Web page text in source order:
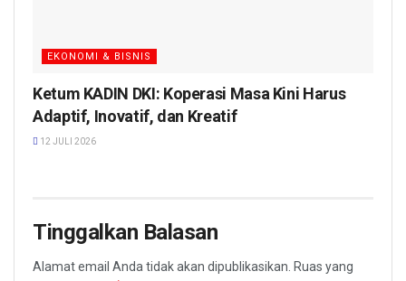
EKONOMI & BISNIS
Ketum KADIN DKI: Koperasi Masa Kini Harus
Adaptif, Inovatif, dan Kreatif
12 JULI 2026
Tinggalkan Balasan
Alamat email Anda tidak akan dipublikasikan. Ruas yang